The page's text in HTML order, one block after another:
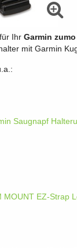
IhrGarmin
mit Garmin
Saugnapf
MOUNT EZ-Strap